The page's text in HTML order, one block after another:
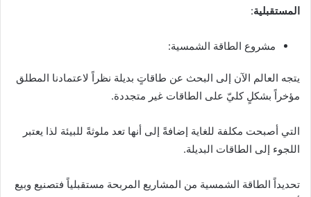
المستقبلية:
مشروع الطاقة الشمسية:
يتجه العالم الآن إلى البحث عن طاقاتٍ بديلة نظراً لاعتمادنا المطلق
مؤخراً بشكلٍ كليّ على الطاقات غير متجددة.
التي أصبحت مكلفة للغاية إضافةً إلى أنها تعد ملوثةً للبيئة لذا يعتبر
اللجوء إلى الطاقات البديلة.
تحديداً الطاقة الشمسية من المشاريع المربحة مستقبلياً فتصنيع وبيع